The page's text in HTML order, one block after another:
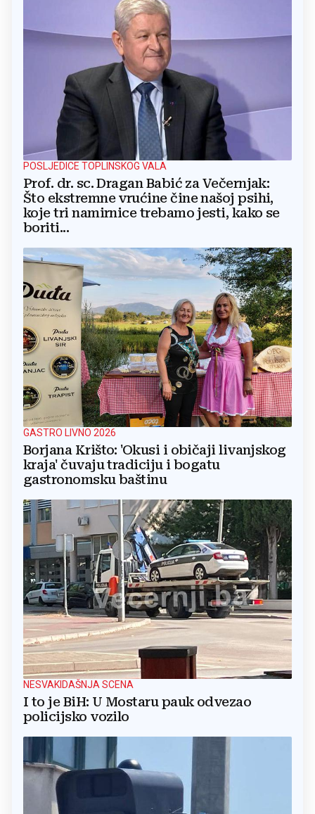
POSLJEDICE TOPLINSKOG VALA
Prof. dr. sc. Dragan Babić za Večernjak:
Što ekstremne vrućine čine našoj psihi,
koje tri namirnice trebamo jesti, kako se
boriti...
GASTRO LIVNO 2026
Borjana Krišto: 'Okusi i običaji livanjskog
kraja' čuvaju tradiciju i bogatu
gastronomsku baštinu
NESVAKIDAŠNJA SCENA
I to je BiH: U Mostaru pauk odvezao
policijsko vozilo